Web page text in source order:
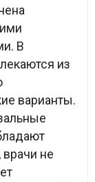
В
из
варианты.
не